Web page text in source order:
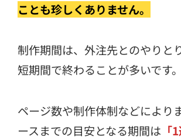
ことも珍しくありません。
制作期間は、外注先とのやりと
短期間で終わることが多いです。
ページ数や制作体制などにより
ースまでの目安となる期間は 「